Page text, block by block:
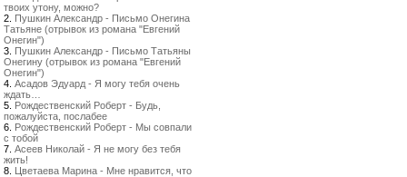
твоих утону, можно?
2. Пушкин Александр - Письмо Онегина
Татьяне (отрывок из романа "Евгений
Онегин")
3. Пушкин Александр - Письмо Татьяны
Онегину (отрывок из романа "Евгений
Онегин")
4. Асадов Эдуард - Я могу тебя очень
ждать…
5. Рождественский Роберт - Будь,
пожалуйста, послабее
6. Рождественский Роберт - Мы совпали
с тобой
7. Асеев Николай - Я не могу без тебя
жить!
8. Цветаева Марина - Мне нравится, что